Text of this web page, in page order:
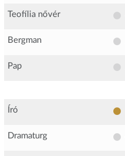
Teofília nővér
Bergman
Pap
Író
Dramaturg